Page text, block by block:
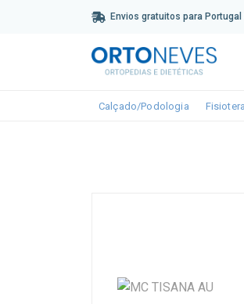
Envios gratuitos para
Calçado/Podologia Toggle